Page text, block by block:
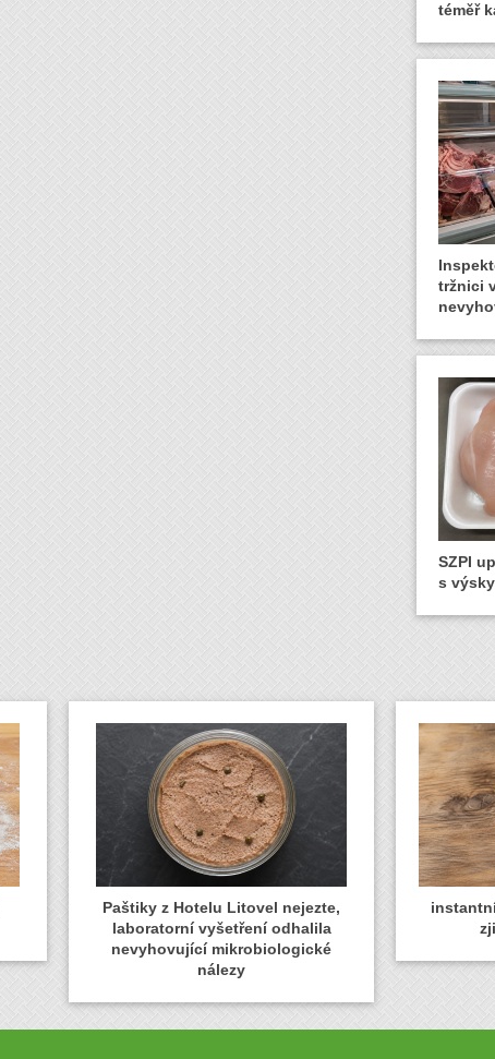
téměř
tržnici
SZPI
s
Paštiky z Hotelu Litovel nejezte,
laboratorní vyšetření odhalila
nevyhovující mikrobiologické
nálezy